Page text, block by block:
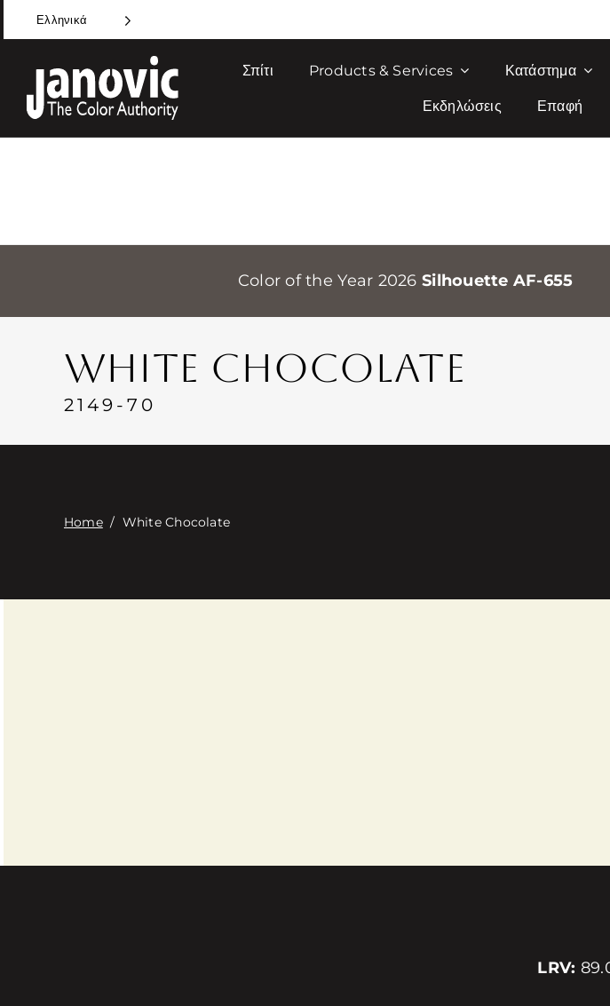
to
content
Ελληνικά
Σπίτι Products & Services Κατάστημα
Εκδηλώσεις Επαφή
Color of the Year 2026 Silhouette AF-655
WHITE CHOCOLATE
2149-70
Home/ White Chocolate
LRV: